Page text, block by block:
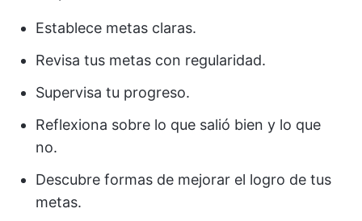
Establece metas claras.
Revisa tus metas con regularidad.
Supervisa tu progreso.
Reflexiona sobre lo que salió bien y lo que
no.
Descubre formas de mejorar el logro de tus
metas.